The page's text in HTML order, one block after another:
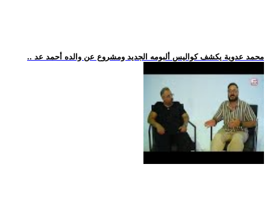
.. محمد عدوية يكشف كواليس ألبومه الجديد ومشروع عن والده أحمد عد